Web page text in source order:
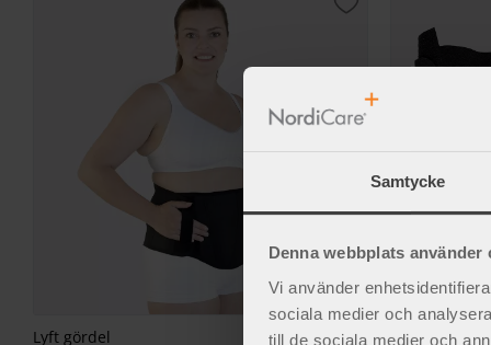
Samtycke
Denna webbplats använder
Vi använder
sociala medier och
till de sociala medier och
Lyft gördel
Lägg till i favoriter
LyftPlus